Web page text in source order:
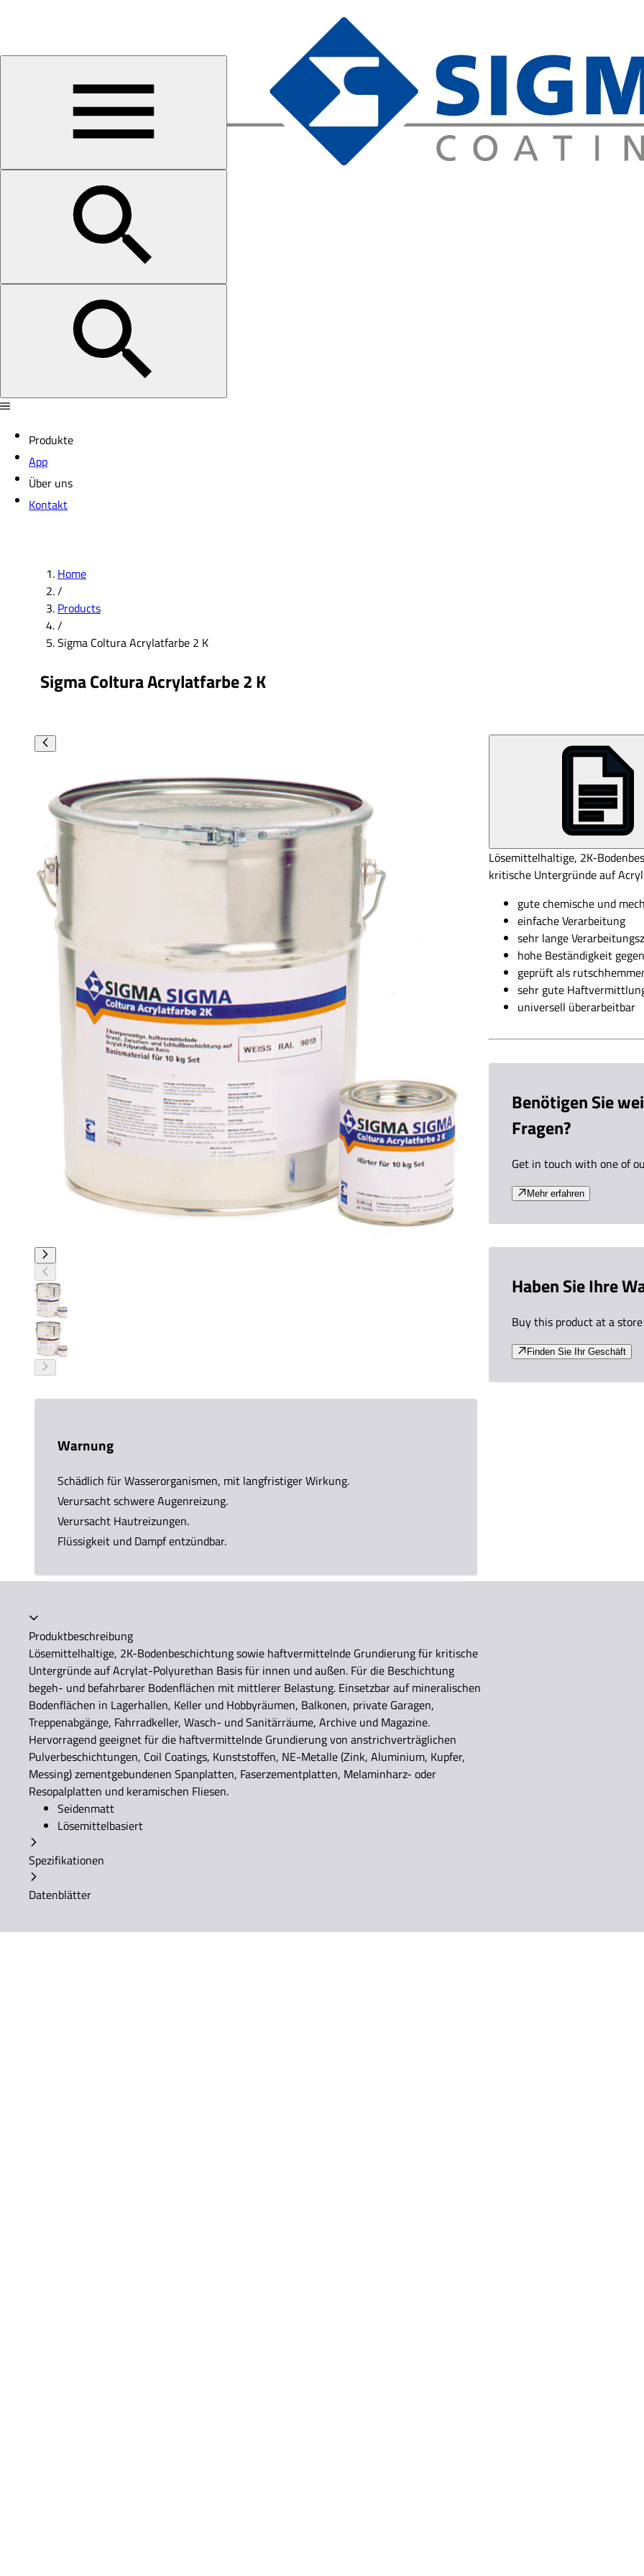
Produkte
App
Über uns
Kontakt
Home
/
Products
/
Sigma Coltura Acrylatfarbe 2 K
Sigma Coltura Acrylatfarbe 2 K
Warnung
Schädlich für Wasserorganismen, mit langfristiger Wirkung.
Verursacht schwere Augenreizung.
Verursacht Hautreizungen.
Flüssigkeit und Dampf entzündbar.
Lösemittelhaltige, 2K-
kritische Untergründe auf
universell überarbeitbar
Benötigen Sie
Fragen?
Get in touch with one of
Mehr erfahren
Haben Sie Ihre
Buy this product at a
Finden Sie Ihr Geschäft
Akkordeon zusammengeklappt
Produktbeschreibung
Lösemittelhaltige, 2K-Bodenbeschichtung sowie haftvermittelnde Grundierung für kritische
Untergründe auf Acrylat-Polyurethan Basis für innen und außen. Für die Beschichtung
begeh- und befahrbarer Bodenflächen mit mittlerer Belastung. Einsetzbar auf mineralischen
Bodenflächen in Lagerhallen, Keller und Hobbyräumen, Balkonen, private Garagen,
Treppenabgänge, Fahrradkeller, Wasch- und Sanitärräume, Archive und Magazine.
Hervorragend geeignet für die haftvermittelnde Grundierung von anstrichverträglichen
Pulverbeschichtungen, Coil Coatings, Kunststoffen, NE-Metalle (Zink, Aluminium, Kupfer,
Messing) zementgebundenen Spanplatten, Faserzementplatten, Melaminharz- oder
Resopalplatten und keramischen Fliesen.
Seidenmatt
Lösemittelbasiert
Spezifikationen
Datenblätter